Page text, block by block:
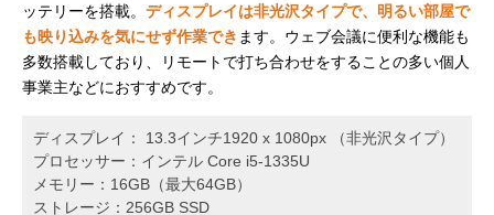
ッテリーを搭載。 ディスプレイは非光沢タイプで、明るい部屋で
も映り込みを気にせず作業でき ます。ウェブ会議に便利な機能も
多数搭載しており、リモートで打ち合わせをすることの多い個人
事業主などにおすすめです。
ディスプレイ： 13.3インチ1920 x 1080px （非光沢タイプ）
プロセッサー：インテル Core i5-1335U
メモリー：16GB（最大64GB）
ストレージ：256GB SSD